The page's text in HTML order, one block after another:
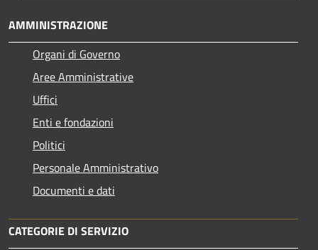
AMMINISTRAZIONE
Organi di Governo
Aree Amministrative
Uffici
Enti e fondazioni
Politici
Personale Amministrativo
Documenti e dati
CATEGORIE DI SERVIZIO